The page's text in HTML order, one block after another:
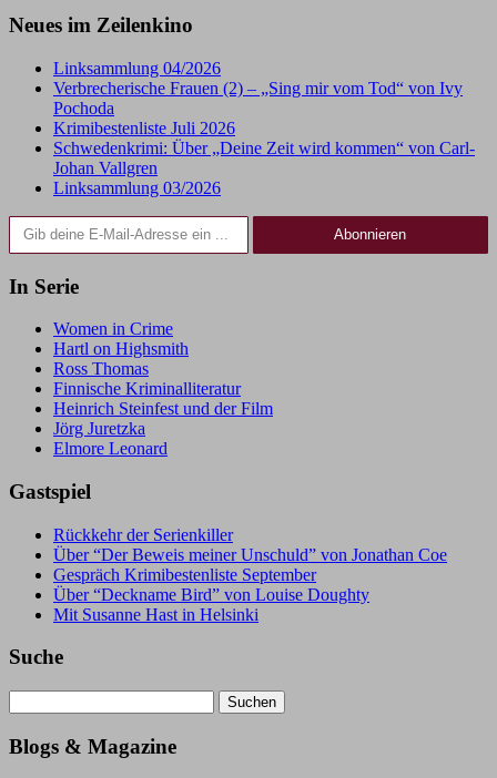
Neues im Zeilenkino
Linksammlung 04/2026
Verbrecherische Frauen (2) – „Sing mir vom Tod“ von Ivy
Pochoda
Krimibestenliste Juli 2026
Schwedenkrimi: Über „Deine Zeit wird kommen“ von Carl-
Johan Vallgren
Linksammlung 03/2026
Gib deine E-Mail-Adresse ein ...
Abonnieren
In Serie
Women in Crime
Hartl on Highsmith
Ross Thomas
Finnische Kriminalliteratur
Heinrich Steinfest und der Film
Jörg Juretzka
Elmore Leonard
Gastspiel
Rückkehr der Serienkiller
Über “Der Beweis meiner Unschuld” von Jonathan Coe
Gespräch Krimibestenliste September
Über “Deckname Bird” von Louise Doughty
Mit Susanne Hast in Helsinki
Suche
nach:
Blogs & Magazine